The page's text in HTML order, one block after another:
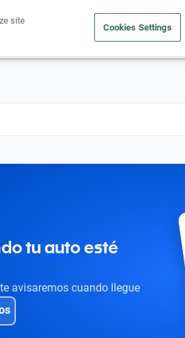
auto Vende tu auto Cuida tu auto
tu auto esté
avisaremos cuando llegue
site
Cookies Settings